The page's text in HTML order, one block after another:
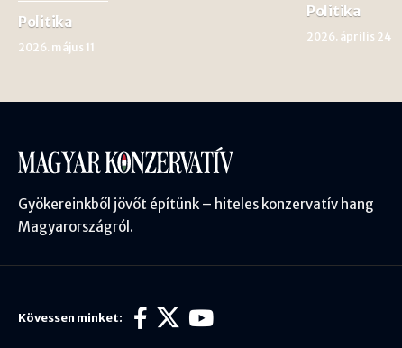
Politika
2026. május 11
Politika
2026. április 24
Gyökereinkből jövőt építünk – hiteles konzervatív hang
Magyarországról.
Kövessen minket: